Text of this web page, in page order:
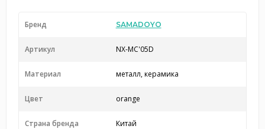
Бренд SAMADOYO
Артикул NX-MC'05D
Материал металл, керамика
Цвет orange
Страна бренда Китай